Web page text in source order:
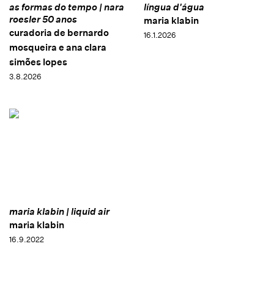
as formas do tempo | nara
roesler 50 anos
curadoria de bernardo
mosqueira e ana clara
simões lopes
3.8.2026
língua d'água
maria klabin
16.1.2026
maria klabin | liquid air
maria klabin
16.9.2022